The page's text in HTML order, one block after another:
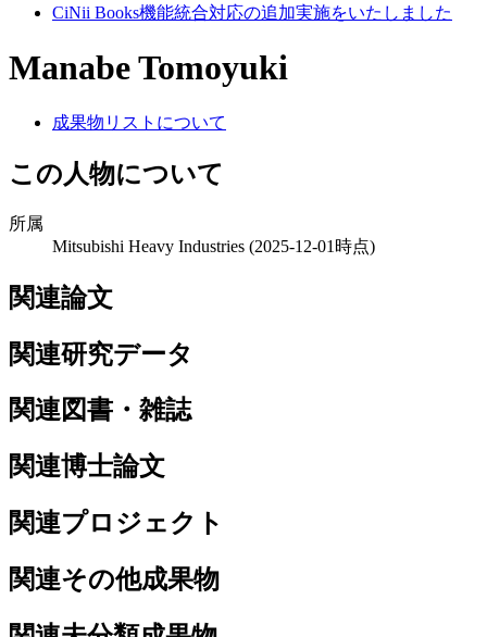
CiNii Books機能統合対応の追加実施をいたしました
Manabe Tomoyuki
成果物リストについて
この人物について
所属
Mitsubishi Heavy Industries (2025-12-01時点)
関連論文
関連研究データ
関連図書・雑誌
関連博士論文
関連プロジェクト
関連その他成果物